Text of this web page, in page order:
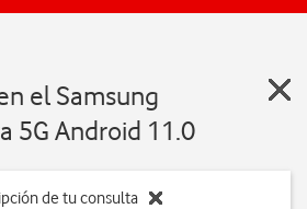
el Samsung
5G Android 11.0
de tu consulta